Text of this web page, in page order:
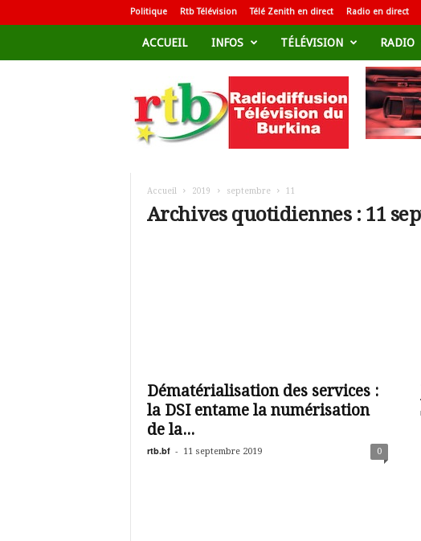
Politique Rtb Télévision Télé Zenith en direct Radio en direct
ACCUEIL INFOS TÉLÉVISION RADIO
d
i
Accueil 2019 septembre 11
Archives quotidiennes : 11
Dématérialisation des services :
la DSI entame la numérisation
de la...
rtb.bf - 11 septembre 2019 0